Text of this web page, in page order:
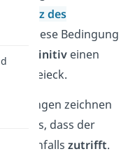
Satz des
Wenn diese Bedingung
definitiv einen
im Dreieck.
zeichnen
aus, dass der
ebenfallszutrifft.